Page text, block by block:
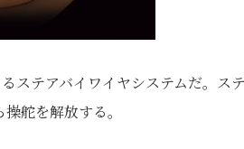
ステアバイワイヤシステムだ。ステ
舵を解放する。